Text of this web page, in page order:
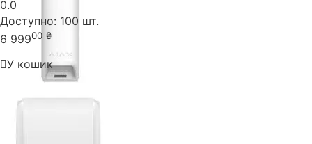
0.0
Доступно: 100 шт.
6 99900 ₴
У кошик